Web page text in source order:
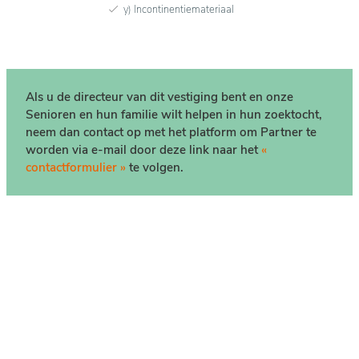
y) Incontinentiemateriaal
Als u de directeur van dit vestiging bent en onze
Senioren en hun familie wilt helpen in hun zoektocht,
neem dan contact op met het platform om Partner te
worden via e-mail door deze link naar het «
contactformulier » te volgen.